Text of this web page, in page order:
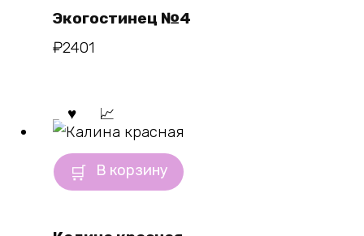
Экогостинец №4
₽2401
В корзину